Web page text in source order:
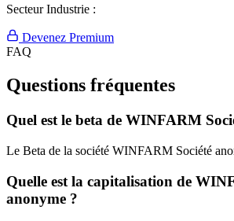
Secteur Industrie :
Devenez Premium
FAQ
Questions fréquentes
Quel est le beta de WINFARM
Le Beta de la société WINFARM Société
Quelle est la capitalisation de
anonyme ?